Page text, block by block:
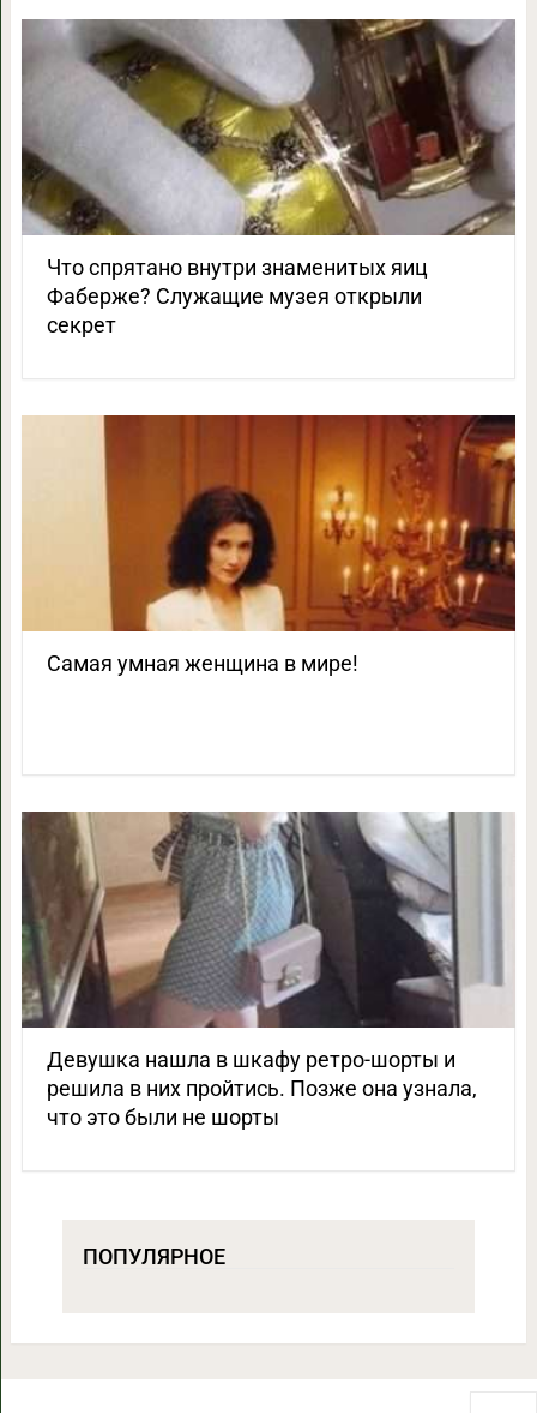
Что спрятано внутри знаменитых яиц
Фаберже? Служащие музея открыли
секрет
Самая умная женщина в мире!
Девушка нашла в шкафу ретро-шорты и
решила в них пройтись. Позже она узнала,
что это были не шорты
ПОПУЛЯРНОЕ